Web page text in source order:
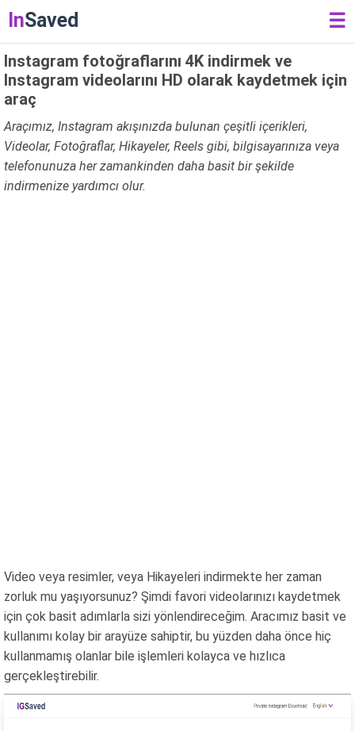
InSaved ☰
Instagram fotoğraflarını 4K indirmek ve
Instagram videolarını HD olarak kaydetmek için
araç
Araçımız, Instagram akışınızda bulunan çeşitli içerikleri,
Videolar, Fotoğraflar, Hikayeler, Reels gibi, bilgisayarınıza veya
telefonunuza her zamankinden daha basit bir şekilde
indirmenize yardımcı olur.
Video veya resimler, veya Hikayeleri indirmekte her zaman
zorluk mu yaşıyorsunuz? Şimdi favori videolarınızı kaydetmek
için çok basit adımlarla sizi yönlendireceğim. Aracımız basit ve
kullanımı kolay bir arayüze sahiptir, bu yüzden daha önce hiç
kullanmamış olanlar bile işlemleri kolayca ve hızlıca
gerçekleştirebilir.